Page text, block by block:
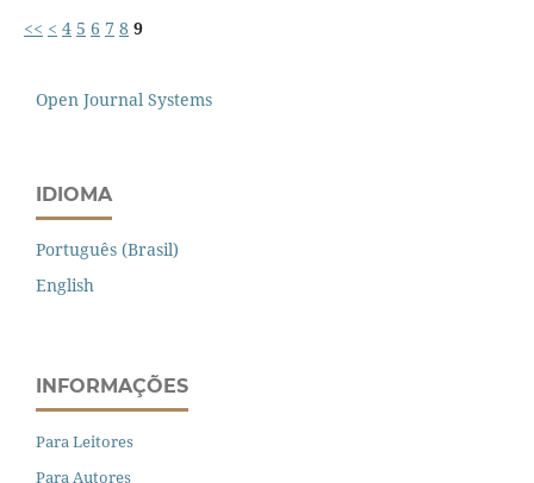
<< < 4 5 6 7 8 9
Open Journal Systems
IDIOMA
Português (Brasil)
English
INFORMAÇÕES
Para Leitores
Para Autores